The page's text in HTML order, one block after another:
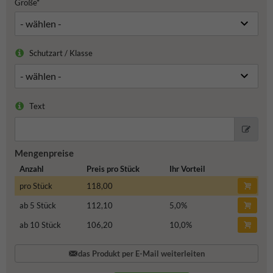
Größe*
Schutzart / Klasse
Text
Mengenpreise
Anzahl Preis pro Stück
Ihr Vorteil
pro Stück
118,00
ab 5 Stück
112,10 5,0%
ab 10 Stück
106,20 10,0%
das Produkt per E-Mail weiterleiten